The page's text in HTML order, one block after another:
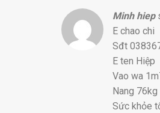
Minh hiep
E chao chi
Sđt
E ten Hiệp
Vao wa
Nang 76kg
Sức khỏe